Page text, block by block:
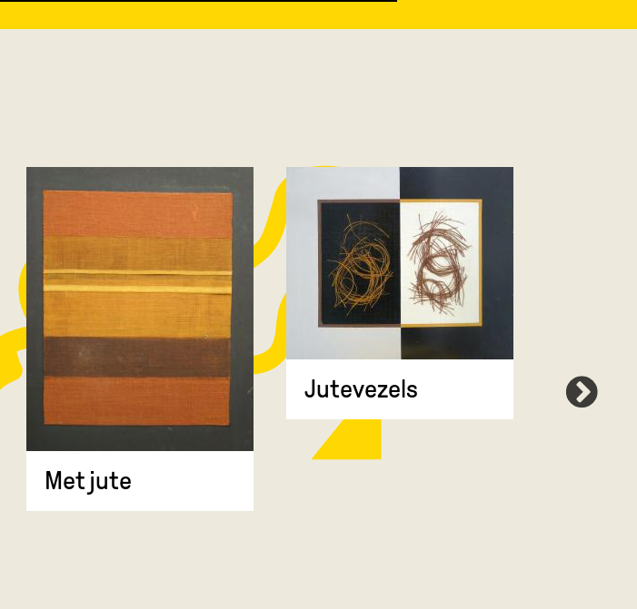
Met jute
Jutevezels